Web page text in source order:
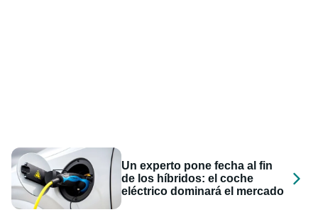
Un experto pone fecha al fin
de los híbridos: el coche
eléctrico dominará el mercado